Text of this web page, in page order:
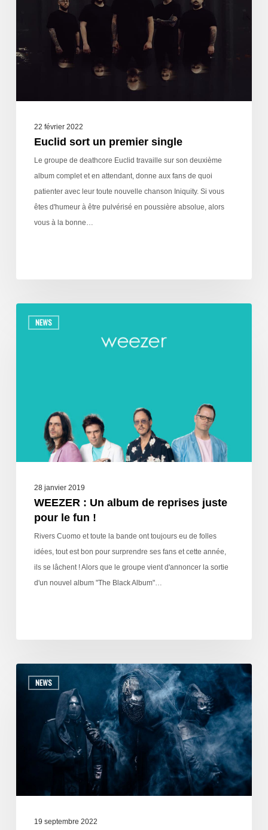
22 février 2022
Euclid sort un premier single
Le groupe de deathcore Euclid travaille sur son deuxième
album complet et en attendant, donne aux fans de quoi
patienter avec leur toute nouvelle chanson Iniquity. Si vous
êtes d'humeur à être pulvérisé en poussière absolue, alors
vous à la bonne…
NEWS
28 janvier 2019
WEEZER : Un album de reprises juste
pour le fun !
Rivers Cuomo et toute la bande ont toujours eu de folles
idées, tout est bon pour surprendre ses fans et cette année,
ils se lâchent ! Alors que le groupe vient d'annoncer la sortie
d'un nouvel album "The Black Album"…
NEWS
19 septembre 2022